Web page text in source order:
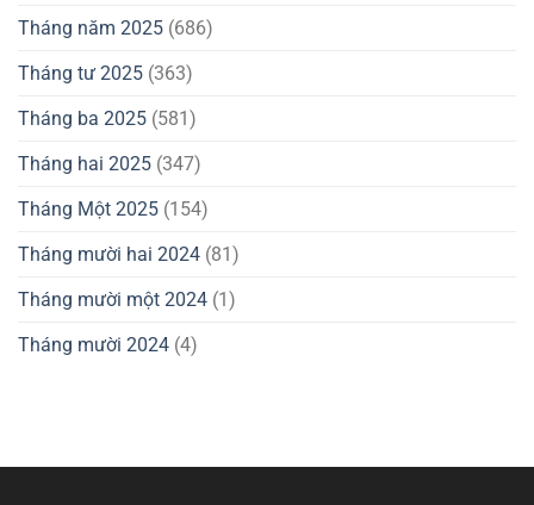
Tháng năm 2025 (686)
Tháng tư 2025 (363)
Tháng ba 2025 (581)
Tháng hai 2025 (347)
Tháng Một 2025 (154)
Tháng mười hai 2024 (81)
Tháng mười một 2024 (1)
Tháng mười 2024 (4)